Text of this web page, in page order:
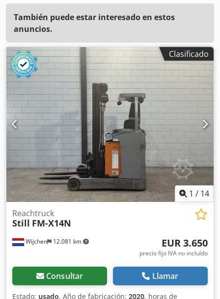
También puede estar interesado en estos
anuncios.
Clasificado
1 / 14
Wijchen 12.081 km
Reachtruck
Still FM-X14N
EUR 3.650
precio fijo IVA no incluído
Consultar Llamar
Estado: usado, Año de fabricación: 2020, horas de